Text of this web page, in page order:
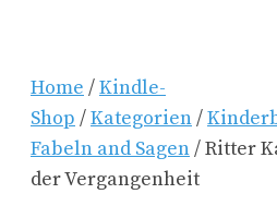
Home /Kindle-
Shop /Kategorien/
Fabeln and Sagen/ Ritter
der Vergangenheit